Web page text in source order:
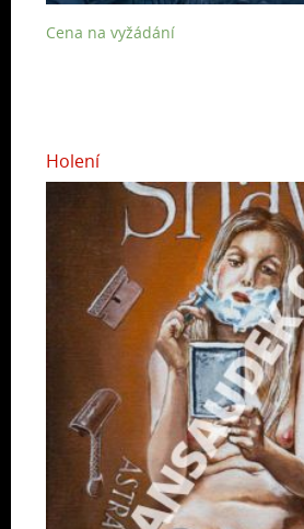
Cena na vyžádání
Holení